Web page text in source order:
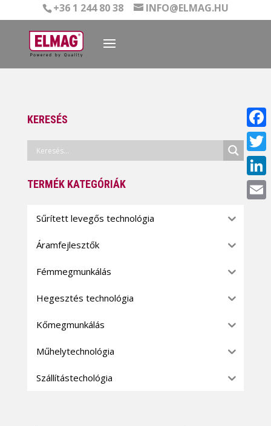
+36 1 244 80 38 INFO@ELMAG.HU
KERESÉS
TERMÉK KATEGÓRIÁK
Sűrített levegős technológia
Áramfejlesztők
Fémmegmunkálás
Hegesztés technológia
Kőmegmunkálás
Műhelytechnológia
Szállítástechológia